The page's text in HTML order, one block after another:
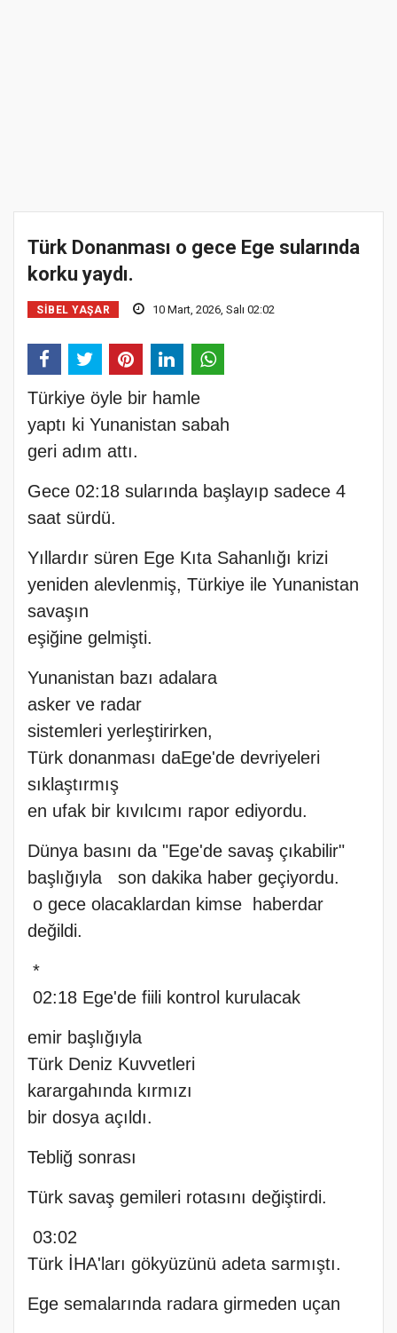
Türk Donanması o gece Ege sularında
korku yaydı.
SIBEL YAŞAR 10 Mart, 2026, Salı 02:02
Türkiye öyle bir hamle
yaptı ki Yunanistan sabah
geri adım attı.
Gece 02:18 sularında başlayıp sadece 4
saat sürdü.
Yıllardır süren Ege Kıta Sahanlığı krizi
yeniden alevlenmiş, Türkiye ile Yunanistan
savaşın
eşiğine gelmişti.
Yunanistan bazı adalara
asker ve radar
sistemleri yerleştirirken,
Türk donanması daEge'de devriyeleri
sıklaştırmış
en ufak bir kıvılcımı rapor ediyordu.
Dünya basını da "Ege'de savaş çıkabilir"
başlığıyla son dakika haber geçiyordu.
o gece olacaklardan kimse haberdar
değildi.
*
02:18 Ege'de fiili kontrol kurulacak
emir başlığıyla
Türk Deniz Kuvvetleri
karargahında kırmızı
bir dosya açıldı.
Tebliğ sonrası
Türk savaş gemileri rotasını değiştirdi.
03:02
Türk İHA'ları gökyüzünü adeta sarmıştı.
Ege semalarında radara girmeden uçan